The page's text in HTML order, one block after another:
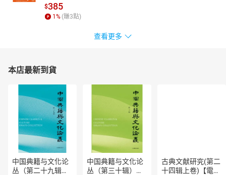
$385
1 % (賺3點)
查看更多
本店最新到貨
中国典籍与文化论
丛（第二十九辑）
中国典籍与文化论
丛（第三十辑）
古典文献研究(第二
十四辑上卷)【電子